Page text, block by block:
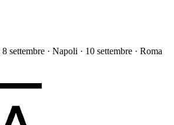
8 settembre · Napoli · 10 settembre · Roma